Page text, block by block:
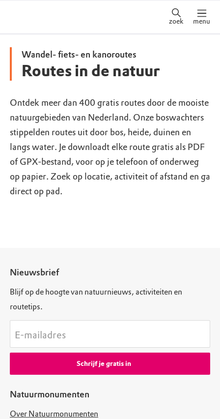
zoek menu
Wandel- fiets- en kanoroutes
Routes in de natuur
Ontdek meer dan 400 gratis routes door de mooiste
natuurgebieden van Nederland. Onze boswachters
stippelden routes uit door bos, heide, duinen en
langs water. Je downloadt elke route gratis als PDF
of GPX-bestand, voor op je telefoon of onderweg
op papier. Zoek op locatie, activiteit of afstand en ga
direct op pad.
Natuurmonumenten
Over Natuurmonumenten
Nieuwsbrief
Blijf op de hoogte van natuurnieuws, activiteiten en
routetips.
E-mailadres
Schrijf je gratis in